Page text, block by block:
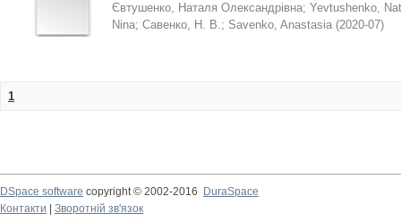
Євтушенко, Наталя Олександрівна; Yevtushenko,
Nina; Савенко, Н. В.; Savenko, Anastasia (2020-07)
1
DSpace software copyright © 2002-2016
DuraSpace
Контакти
Зворотній зв'язок